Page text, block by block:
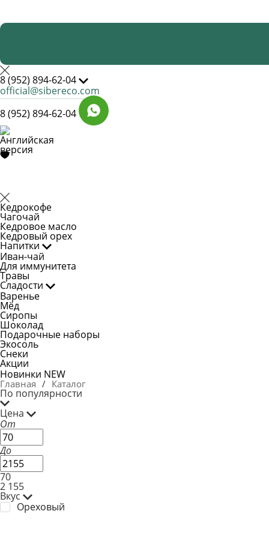
8 (952) 894-62-04
official@sibereco.com
8 (952) 894-62-04
Кедрокофе
Чагочай
Кедровое масло
Кедровый орех
Напитки
Иван-чай
Для иммунитета
Травы
Сладости
Варенье
Мёд
Сиропы
Шоколад
Подарочные наборы
Экосоль
Снеки
Акции
Новинки NEW
Главная / Каталог
По популярности
Цена
От
До
70
2 155
Вкус
Ореховый